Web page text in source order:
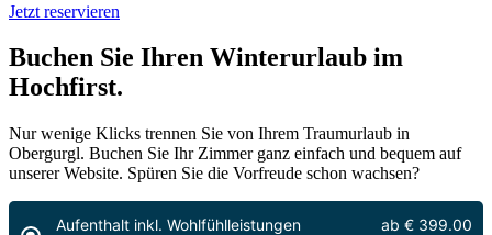
Jetzt reservieren
Buchen Sie Ihren Winterurlaub im
Hochfirst.
Nur wenige Klicks trennen Sie von Ihrem Traumurlaub in
Obergurgl. Buchen Sie Ihr Zimmer ganz einfach und bequem auf
unserer Website. Spüren Sie die Vorfreude schon wachsen?
Aufenthalt inkl. Wohlfühlleistungen ab € 399.00